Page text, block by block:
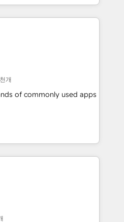
개
of commonly used apps